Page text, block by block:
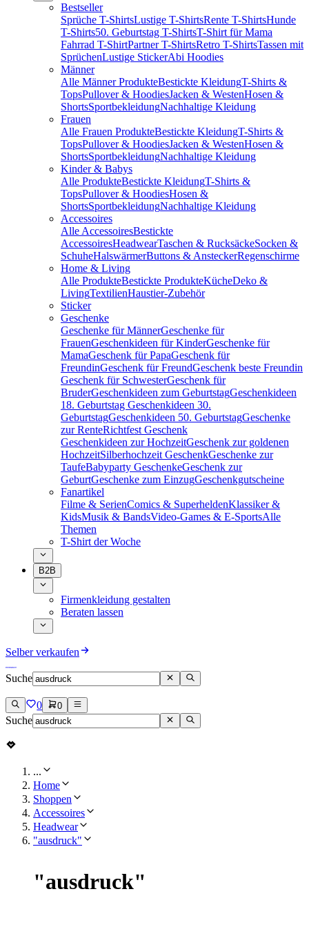
Bestseller
Sprüche T-ShirtsLustige T-ShirtsRente T-ShirtsHunde
T-Shirts50. Geburtstag T-ShirtsT-Shirt für Mama
Fahrrad T-ShirtPartner T-ShirtsRetro T-ShirtsTassen mit
SprüchenLustige StickerAbi Hoodies
Männer
Alle Männer ProdukteBestickte KleidungT-Shirts &
TopsPullover & HoodiesJacken & WestenHosen &
ShortsSportbekleidungNachhaltige Kleidung
Frauen
Alle Frauen ProdukteBestickte KleidungT-Shirts &
TopsPullover & HoodiesJacken & WestenHosen &
ShortsSportbekleidungNachhaltige Kleidung
Kinder & Babys
Alle ProdukteBestickte KleidungT-Shirts &
TopsPullover & HoodiesHosen &
ShortsSportbekleidungNachhaltige Kleidung
Accessoires
Alle AccessoiresBestickte
AccessoiresHeadwearTaschen & RucksäckeSocken &
SchuheHalswärmerButtons & AnsteckerRegenschirme
Home & Living
Alle ProdukteBestickte ProdukteKücheDeko &
LivingTextilienHaustier-Zubehör
Sticker
Geschenke
Geschenke für MännerGeschenke für
FrauenGeschenkideen für KinderGeschenke für
MamaGeschenk für PapaGeschenk für
FreundinGeschenk für FreundGeschenk beste Freundin
Geschenk für SchwesterGeschenk für
BruderGeschenkideen zum GeburtstagGeschenkideen
18. Geburtstag Geschenkideen 30.
GeburtstagGeschenkideen 50. GeburtstagGeschenke
zur RenteRichtfest Geschenk
Geschenkideen zur HochzeitGeschenk zur goldenen
HochzeitSilberhochzeit GeschenkGeschenke zur
TaufeBabyparty GeschenkeGeschenk zur
GeburtGeschenke zum EinzugGeschenkgutscheine
Fanartikel
Filme & SerienComics & SuperheldenKlassiker &
KidsMusik & BandsVideo-Games & E-SportsAlle
Themen
T-Shirt der Woche
B2B
Firmenkleidung gestalten
Beraten lassen
Selber verkaufen
Suche
0 0
Suche
...
Home
Shoppen
Accessoires
Headwear
"ausdruck"
"ausdruck"